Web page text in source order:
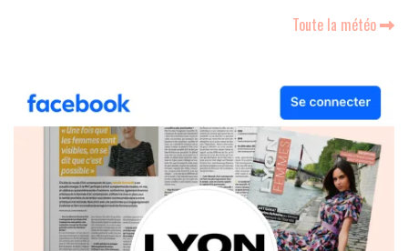
Toute la météo